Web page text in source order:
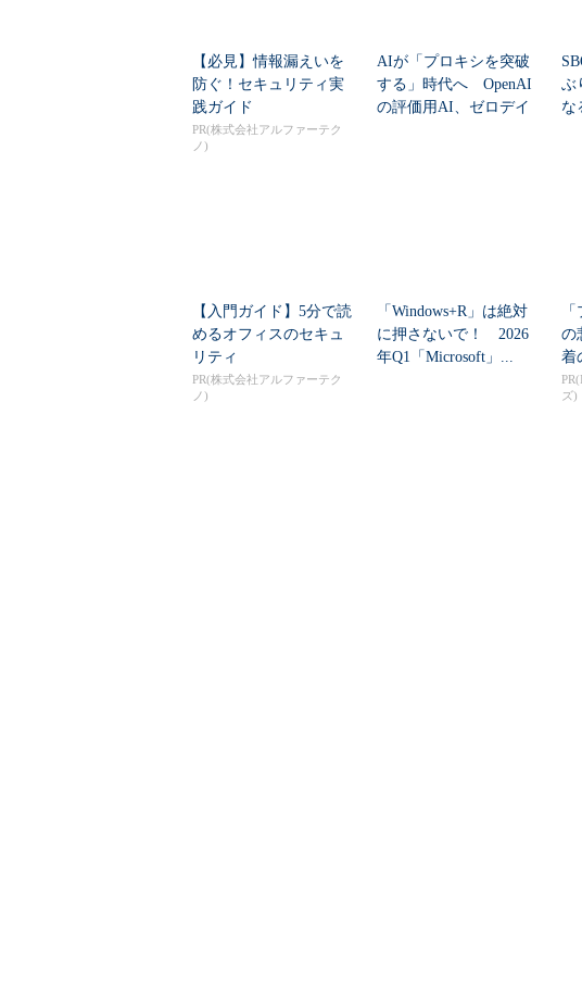
【必見】情報漏えいを
防ぐ！セキュリティ実
践ガイド
PR(株式会社アルファーテク
ノ)
AIが「プロキシを突破
する」時代へ OpenAI
の評価用AI、ゼロデイ
ぶ
な
【入門ガイド】5分で読
めるオフィスのセキュ
リティ
PR(株式会社アルファーテク
ノ)
「Windows+R」は絶対
に押さないで！ 2026
年Q1「Microsoft」...
の
着
ズ)